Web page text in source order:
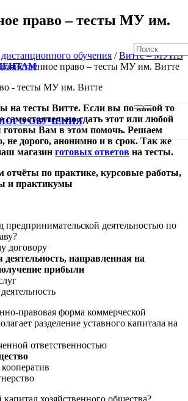
ОБУЧЕНИЯ
В
право – тесты МУ им.
обучения /Витте – МУИВ
право – тесты МУ им. Витте
- тесты МУ им. Витте
на тесты Витте. Если вы по какой то
самостоятельно сдать этот или любой
готовы Вам в этом помочь. Решаем
не дорого, анонимно и в срок. Так же
магазин готовых ответов на тесты.
по практике, курсовые работы,
и практикумы
предпринимательской деятельностью по
договору
деятельность, направленная на
прибыли
правовая форма коммерческой
разделение уставного капитала на
ответственностью
хозяйственного общества?